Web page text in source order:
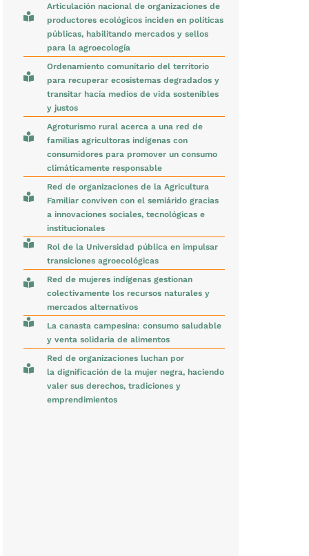
Articulación nacional de organizaciones de
productores ecológicos inciden en políticas
públicas, habilitando mercados y sellos
para la agroecología
Ordenamiento comunitario del territorio
para recuperar ecosistemas degradados y
transitar hacía medios de vida sostenibles
y justos
Agroturismo rural acerca a una red de
familias agricultoras indígenas con
consumidores para promover un consumo
climáticamente responsable
Red de organizaciones de la Agricultura
Familiar conviven con el semiárido gracias
a innovaciones sociales, tecnológicas e
institucionales
Rol de la Universidad pública en impulsar
transiciones agroecológicas
Red de mujeres indígenas gestionan
colectivamente los recursos naturales y
mercados alternativos
La canasta campesina: consumo saludable
y venta solidaria de alimentos
Red de organizaciones luchan por
la dignificación de la mujer negra, haciendo
valer sus derechos, tradiciones y
emprendimientos